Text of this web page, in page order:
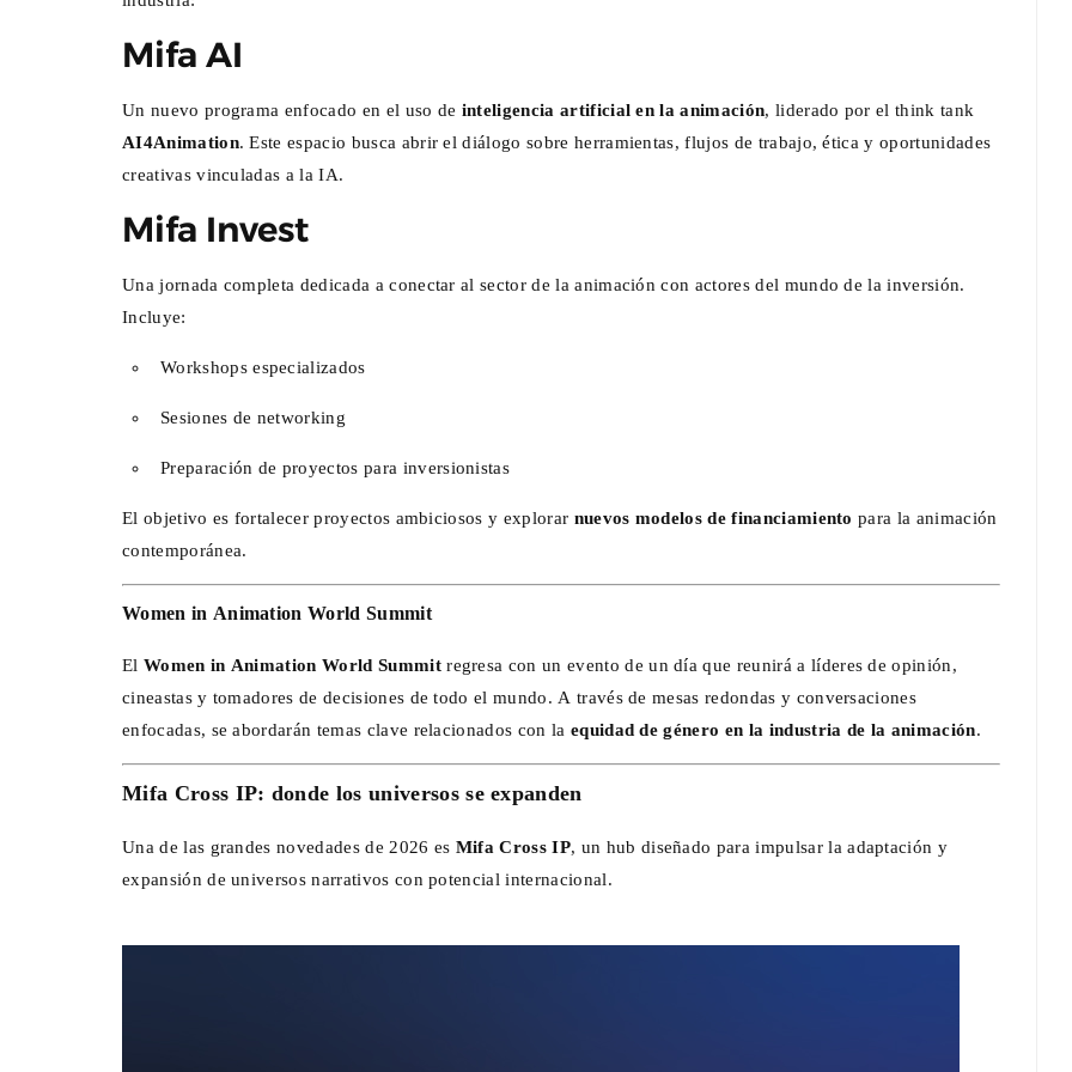
Mifa AI
Un nuevo programa enfocado en el uso de inteligencia artificial en la animación, liderado por el think tank
AI4Animation. Este espacio busca abrir el diálogo sobre herramientas, flujos de trabajo, ética y oportunidades
creativas vinculadas a la IA.
Mifa Invest
Una jornada completa dedicada a conectar al sector de la animación con actores del mundo de la inversión.
Incluye:
Workshops especializados
Sesiones de networking
Preparación de proyectos para inversionistas
El objetivo es fortalecer proyectos ambiciosos y explorar nuevos modelos de financiamiento para la animación
contemporánea.
Women in Animation World Summit
El Women in Animation World Summitregresa con un evento de un día que reunirá a líderes de opinión,
cineastas y tomadores de decisiones de todo el mundo. A través de mesas redondas y conversaciones
enfocadas, se abordarán temas clave relacionados con la equidad de género en la industria de la animación
Mifa Cross IP: donde los universos se expanden
Una de las grandes novedades de 2026 es Mifa Cross IP, un hub diseñado para impulsar la adaptación y
expansión de universos narrativos con potencial internacional.
Jun 12, 2026
Ciudad del Ahorro, una experiencia